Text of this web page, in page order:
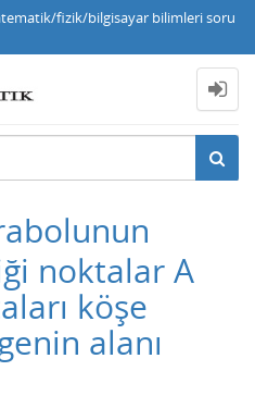
fizik/bilgisayar bilimleri soru
noktalar A
köşe
alanı